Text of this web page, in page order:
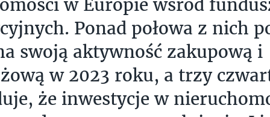
w Europie wśród
Ponad połowa z nich
swoją aktywność zakupową i
w 2023 roku, a trzy
że inwestycje w